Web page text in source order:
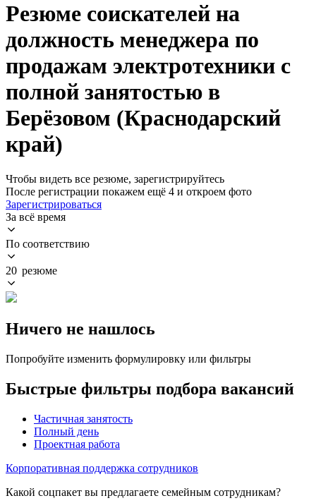
Резюме соискателей на
должность менеджера по
продажам электротехники с
полной занятостью в
Берёзовом (Краснодарский
край)
Чтобы видеть все резюме, зарегистрируйтесь
После регистрации покажем ещё 4 и откроем фото
Зарегистрироваться
За всё время
По соответствию
20 резюме
Ничего не нашлось
Попробуйте изменить формулировку или фильтры
Быстрые фильтры подбора вакансий
Частичная занятость
Полный день
Проектная работа
Корпоративная поддержка сотрудников
Какой соцпакет вы предлагаете семейным сотрудникам?